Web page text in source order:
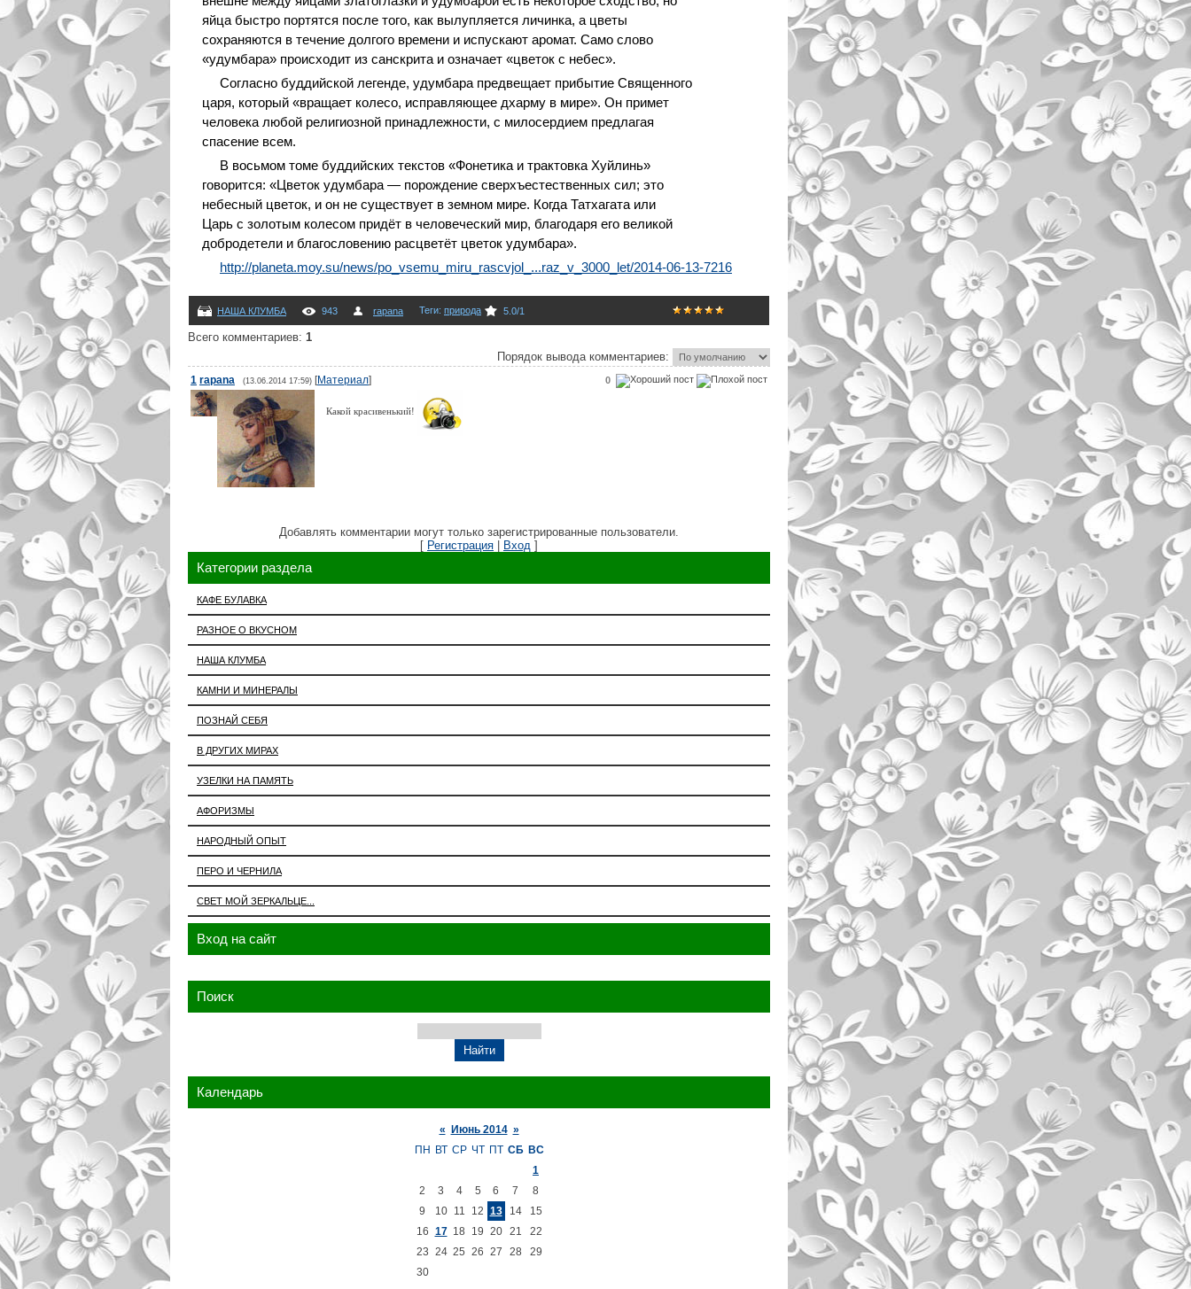
яйца быстро портятся после того, как вылупляется личинка, а цветы
сохраняются в течение долгого времени и испускают аромат. Само слово
«удумбара» происходит из санскрита и означает «цветок с небес».
Согласно буддийской легенде, удумбара предвещает прибытие Священного
царя, который «вращает колесо, исправляющее дхарму в мире». Он примет
человека любой религиозной принадлежности, с милосердием предлагая
спасение всем.
В восьмом томе буддийских текстов «Фонетика и трактовка Хуйлинь»
говорится: «Цветок удумбара — порождение сверхъестественных сил; это
небесный цветок, и он не существует в земном мире. Когда Татхагата или
Царь с золотым колесом придёт в человеческий мир, благодаря его великой
добродетели и благословению расцветёт цветок удумбара».
http://planeta.moy.su/news/po_vsemu_miru_rascvjol_...raz_v_3000_let/2014-06-13-7216
НАША КЛУМБА 943 rapana Теги: природа 5.0/1
Всего комментариев: 1
Порядок вывода комментариев:
0
1 rapana (13.06.2014 17:59) [Материал]
Какой красивенький!
Добавлять комментарии могут только зарегистрированные пользователи.
[ Регистрация | Вход ]
Категории раздела
КАФЕ БУЛАВКА
РАЗНОЕ О ВКУСНОМ
НАША КЛУМБА
КАМНИ И МИНЕРАЛЫ
ПОЗНАЙ СЕБЯ
В ДРУГИХ МИРАХ
УЗЕЛКИ НА ПАМЯТЬ
АФОРИЗМЫ
НАРОДНЫЙ ОПЫТ
ПЕРО И ЧЕРНИЛА
СВЕТ МОЙ ЗЕРКАЛЬЦЕ...
Вход на сайт
Поиск
Календарь
« Июнь 2014 »
ПН ВТ СР ЧТ ПТ СБ ВС
1
2
3 4 5 6 7
8
9
10 11 12 13 14
15
16 17 18 19 20 21
22
23 24 25 26 27 28
29
30